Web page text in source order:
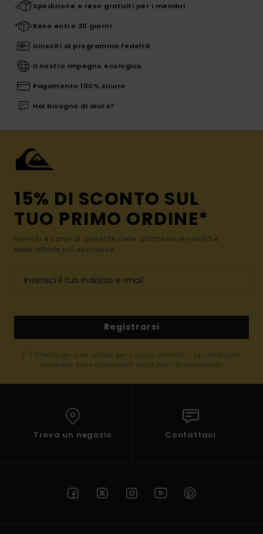
Spedizione e reso gratuiti per i membri
Reso entro 30 giorni
Unisciti al programma fedeltà
Il nostro impegno ecologico
Pagamento 100% sicuro
Hai bisogno di aiuto?
15% DI SCONTO SUL
TUO PRIMO ORDINE*
Iscriviti e sarai al corrente delle ultimissime novità e
delle offerte più esclusive.
Registrarsi
(*) Offerta on-line valida per i nuovi membri - Le condizioni
complete sono disponibili nella mail di benvenuto
Trova un negozio Contattaci